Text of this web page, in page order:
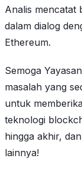
Analis mencatat
dalam dialog
Ethereum.
Semoga
masalah yang
untuk
teknologi
hingga akhir,
lainnya!